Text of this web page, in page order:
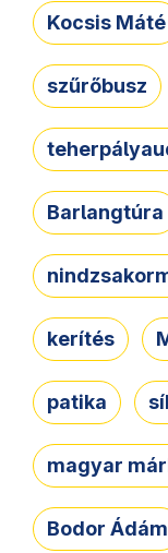
Kocsis Máté
szűrőbusz
Barlangtúra
kerítés
patika
magyar
Bodor Ádám